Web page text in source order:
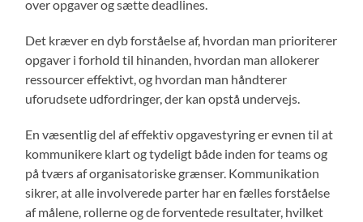
over opgaver og sætte deadlines.
Det kræver en dyb forståelse af, hvordan man prioriterer
opgaver i forhold til hinanden, hvordan man allokerer
ressourcer effektivt, og hvordan man håndterer
uforudsete udfordringer, der kan opstå undervejs.
En væsentlig del af effektiv opgavestyring er evnen til at
kommunikere klart og tydeligt både inden for teams og
på tværs af organisatoriske grænser. Kommunikation
sikrer, at alle involverede parter har en fælles forståelse
af målene, rollerne og de forventede resultater, hvilket